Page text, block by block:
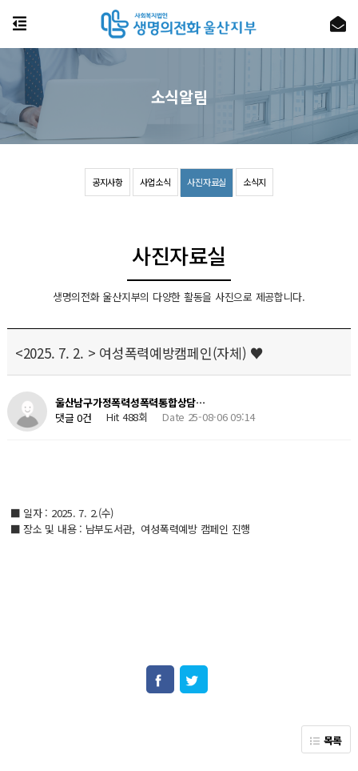
공지사항 사업소식 사진자료실 소식지
소식알림
사진자료실
생명의전화 울산지부의 다양한 활동을 사진으로 제공합니다.
<2025. 7. 2. > 여성폭력예방캠페인(자체) ♥
울산남구가정폭력성폭력통합상담…
댓글 0건
Hit 488회 Date 25-08-06 09:14
■ 일자 : 2025. 7. 2.(수)
■ 장소 및 내용 : 남부도서관, 여성폭력예방 캠페인 진행
목록